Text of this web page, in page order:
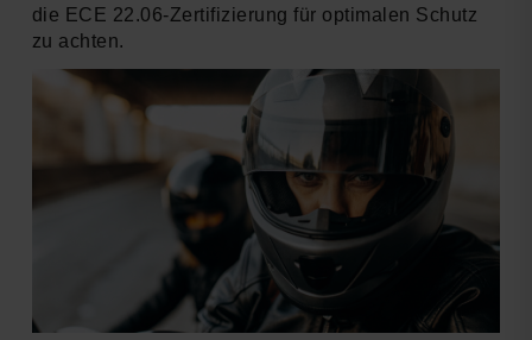
die ECE 22.06-Zertifizierung für optimalen Schutz
zu achten.